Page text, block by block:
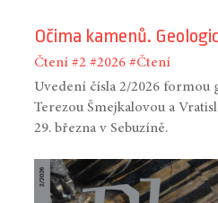
Očima kamenů.
Čtení #2 #2026 #Čtení
Uvedení čísla 2/2026 formou
Terezou Šmejkalovou a
29. března v Sebuzíně.